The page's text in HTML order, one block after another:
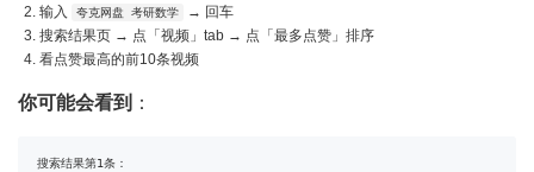
输入 夸克网盘 考研数学
→ 回车
搜索结果页 → 点「视频」tab → 点「最多点赞」排序
看点赞最高的前10条视频
你可能会看到 ：
搜索结果第1条：